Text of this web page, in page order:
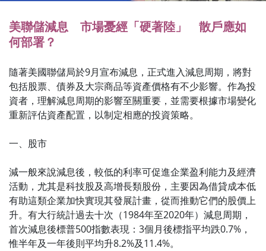
美聯儲減息 市場憂經「硬著陸」 散戶應如
何部署？
隨著美國聯儲局於9月宣布減息，正式進入減息周期，將對
包括股票、債券及大宗商品等資產價格有不少影響。作為投
資者，理解減息周期的影響至關重要，並需要根據市場變化
重新評估資產配置，以制定相應的投資策略。
一、股市
減一般來說減息後，較低的利率可促進企業盈利能力及經濟
活動，尤其是科技股及高增長類股份，主要因為借貸成本低
有助這類企業加快實現其發展計畫，從而推動它們的股價上
升。有大行統計過去十次（1984年至2020年）減息周期，
首次減息後標普500指數表現：3個月後標指平均跌0.7%，
惟半年及一年後則平均升8.2%及11.4%。